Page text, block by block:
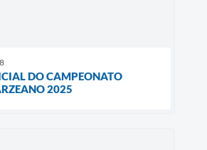
DO CAMPEONATO
2025